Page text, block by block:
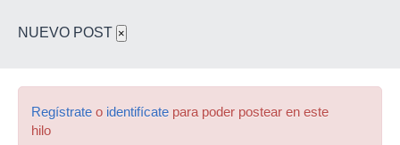
NUEVO POST ×
Regístrate o identifícate para poder postear en este
hilo